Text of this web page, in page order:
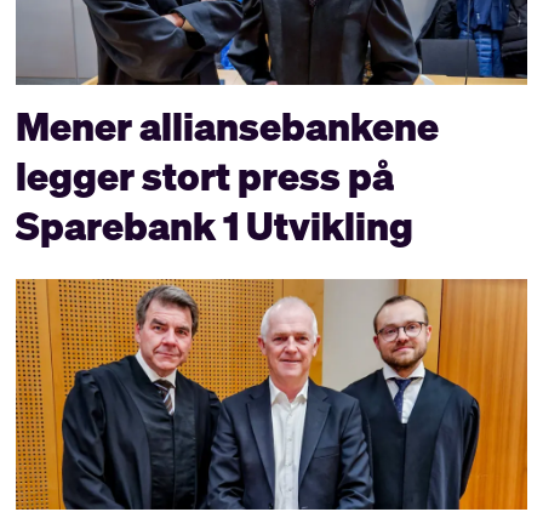
Mener alliansebankene
legger stort press på
Sparebank 1 Utvikling